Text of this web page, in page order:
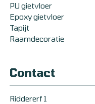
PU gietvloer
Epoxy gietvloer
Tapijt
Raamdecoratie
Contact
Riddererf 1